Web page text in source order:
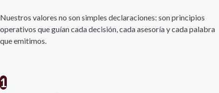
Nuestros valores no son simples declaraciones: son principios
operativos que guían cada decisión, cada asesoría y cada palabra
que emitimos.
1